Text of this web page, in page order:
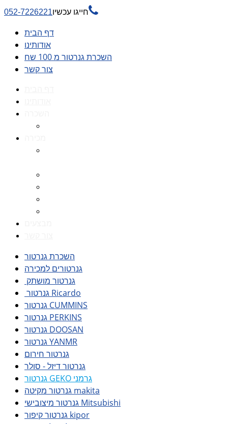
חייגו עכשיו052-7226221 
דף הבית
אודותינו
השכרת גנרטור מ 100 שח
צור קשר
השכרת גנרטור
גנרטורים למכירה
גנרטור מושתק
גנרטור Ricardo
גנרטור CUMMINS
גנרטור PERKINS
גנרטור DOOSAN
גנרטור YANMR
גנרטור חירום
גנרטור דיזל - סולר
גנרטור GEKO גרמני
גנרטור מקיטה makita
גנרטור מיצובישי Mitsubishi
גנרטור קיפור kipor